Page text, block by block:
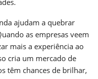
ajudam a quebrar
as empresas veem
mais a experiência ao
cria um mercado de
têm chances de brilhar,